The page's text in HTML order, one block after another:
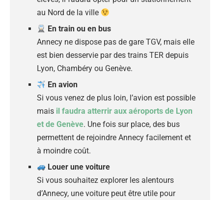
au Nord de la ville
En train ou en bus
Annecy ne dispose pas de gare TGV, mais elle
est bien desservie par des trains TER depuis
Lyon, Chambéry ou Genève.
En avion
Si vous venez de plus loin, l’avion est possible
mais il faudra atterrir aux aéroports de Lyon
et de Genève. Une fois sur place, des bus
permettent de rejoindre Annecy facilement et
à moindre coût.
Louer une voiture
Si vous souhaitez explorer les alentours
d’Annecy, une voiture peut être utile pour